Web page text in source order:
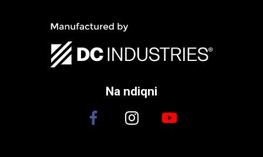
Na ndiqni